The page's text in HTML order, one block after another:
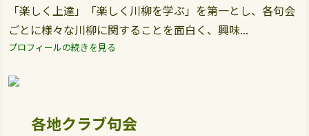
「楽しく上達」「楽しく川柳を学ぶ」を第一とし、各句会
ごとに様々な川柳に関することを面白く、興味...
プロフィールの続きを見る
各地クラブ句会